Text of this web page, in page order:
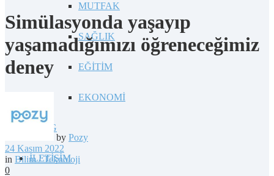
MUTFAK
SAĞLIK
EĞİTİM
EKONOMİ
BLOG
İLETİŞİM
Simülasyonda yaşayıp
yaşamadığımızı öğreneceğimiz
deney
by Pozy
24 Kasım 2022
in Bilim / Teknoloji
0